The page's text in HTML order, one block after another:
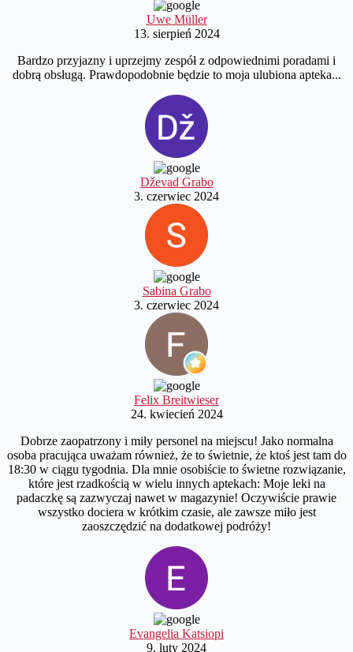
Uwe Müller
13. sierpień 2024
Bardzo przyjazny i uprzejmy zespół z odpowiednimi poradami i
dobrą obsługą. Prawdopodobnie będzie to moja ulubiona apteka...
Dževad Grabo
3. czerwiec 2024
Sabina Grabo
3. czerwiec 2024
Felix Breitwieser
24. kwiecień 2024
Dobrze zaopatrzony i miły personel na miejscu! Jako normalna
osoba pracująca uważam również, że to świetnie, że ktoś jest tam do
18:30 w ciągu tygodnia. Dla mnie osobiście to świetne rozwiązanie,
które jest rzadkością w wielu innych aptekach: Moje leki na
padaczkę są zazwyczaj nawet w magazynie! Oczywiście prawie
wszystko dociera w krótkim czasie, ale zawsze miło jest
zaoszczędzić na dodatkowej podróży!
Evangelia Katsiopi
9. luty 2024